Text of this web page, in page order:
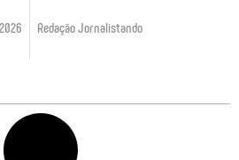
Redação Jornalistando